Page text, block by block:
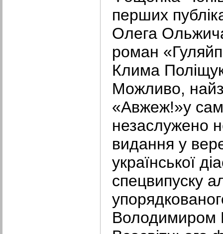
перших
Олега
роман
Клима
Можливо,
«Авжеж!»у
незаслужено
видання у
української
спецвипуску
Володимиром